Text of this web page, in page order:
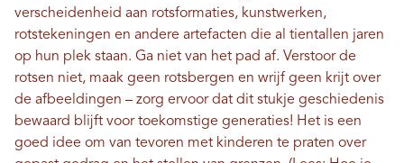
verscheidenheid aan rotsformaties, kunstwerken,
rotstekeningen en andere artefacten die al tientallen jaren
op hun plek staan. Ga niet van het pad af. Verstoor de
rotsen niet, maak geen rotsbergen en wrijf geen krijt over
de afbeeldingen – zorg ervoor dat dit stukje geschiedenis
bewaard blijft voor toekomstige generaties! Het is een
goed idee om van tevoren met kinderen te praten over